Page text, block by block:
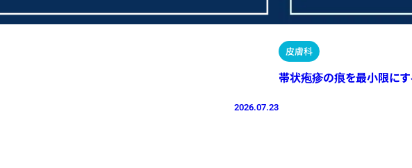
2026.07.23
皮膚科
帯状疱疹の痕を最小限にす